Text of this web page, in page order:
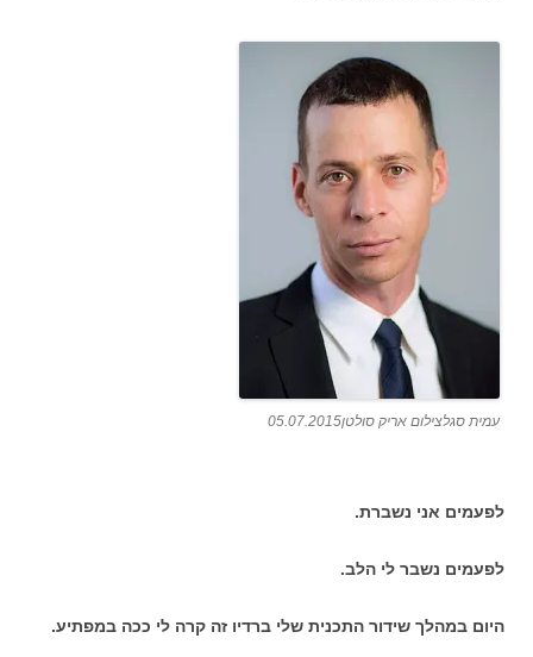
עמית סגלצילום אריק סולטן05.07.2015
לפעמים אני נשברת.
לפעמים נשבר לי הלב.
היום במהלך שידור התכנית שלי ברדיו זה קרה לי ככה במפתיע.